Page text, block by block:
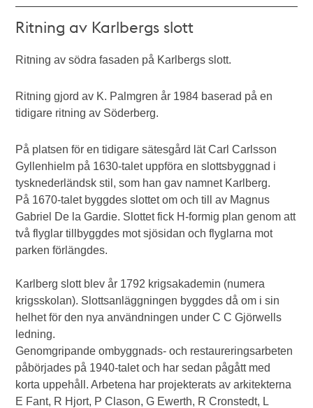
Ritning av Karlbergs slott
Ritning av södra fasaden på Karlbergs slott.
Ritning gjord av K. Palmgren år 1984 baserad på en
tidigare ritning av Söderberg.
På platsen för en tidigare sätesgård lät Carl Carlsson
Gyllenhielm på 1630-talet uppföra en slottsbyggnad i
tysknederländsk stil, som han gav namnet Karlberg.
På 1670-talet byggdes slottet om och till av Magnus
Gabriel De la Gardie. Slottet fick H-formig plan genom att
två flyglar tillbyggdes mot sjösidan och flyglarna mot
parken förlängdes.
Karlberg slott blev år 1792 krigsakademin (numera
krigsskolan). Slottsanläggningen byggdes då om i sin
helhet för den nya användningen under C C Gjörwells
ledning.
Genomgripande ombyggnads- och restaureringsarbeten
påbörjades på 1940-talet och har sedan pågått med
korta uppehåll. Arbetena har projekterats av arkitekterna
E Fant, R Hjort, P Clason, G Ewerth, R Cronstedt, L